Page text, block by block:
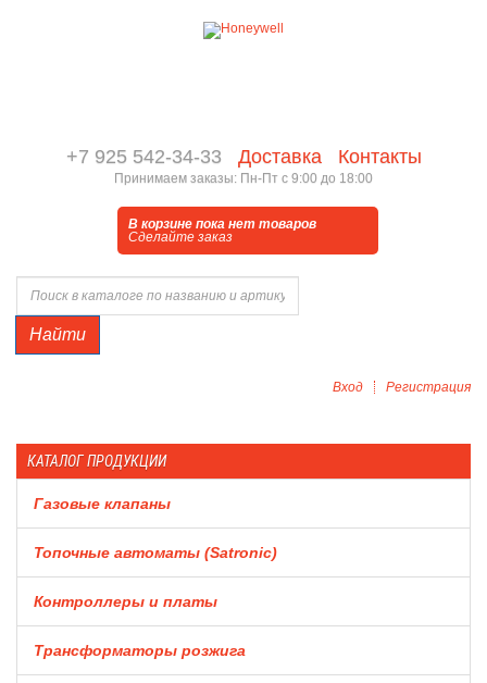
+7 925 542-34-33 Доставка Контакты
Принимаем заказы: Пн-Пт с 9:00 до 18:00
В корзине пока нет товаров
Сделайте заказ
Найти
Вход Регистрация
КАТАЛОГ ПРОДУКЦИИ
Газовые клапаны
Топочные автоматы (Satronic)
Контроллеры и платы
Трансформаторы розжига